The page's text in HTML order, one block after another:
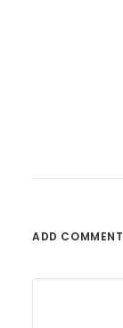
ADD COMMENT